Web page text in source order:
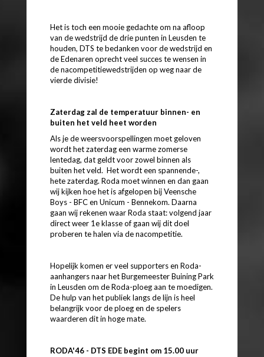
Het is toch een mooie gedachte om na afloop
van de wedstrijd de drie punten in Leusden te
houden, DTS te bedanken voor de wedstrijd en
de Edenaren oprecht veel succes te wensen in
de nacompetitiewedstrijden op weg naar de
vierde divisie!
Zaterdag zal de temperatuur binnen- en
buiten het veld heet worden
Als je de weersvoorspellingen moet geloven
wordt het zaterdag een warme zomerse
lentedag, dat geldt voor zowel binnen als
buiten het veld. Het wordt een spannende-,
hete zaterdag. Roda moet winnen en dan gaan
wij kijken hoe het is afgelopen bij Veensche
Boys - BFC en Unicum - Bennekom. Daarna
gaan wij rekenen waar Roda staat: volgend jaar
direct weer 1e klasse of gaan wij dit doel
proberen te halen via de nacompetitie.
Hopelijk komen er veel supporters en Roda-
aanhangers naar het Burgemeester Buining Park
in Leusden om de Roda-ploeg aan te moedigen.
De hulp van het publiek langs de lijn is heel
belangrijk voor de ploeg en de spelers
waarderen dit in hoge mate.
RODA'46 - DTS EDE begint om 15.00 uur